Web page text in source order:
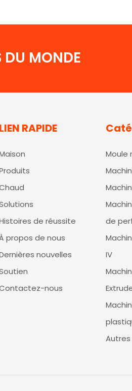
DU MONDE
LIEN RAPIDE
de réussite
propos de nous
nouvelles
nous
Moule
de
IV
Autres